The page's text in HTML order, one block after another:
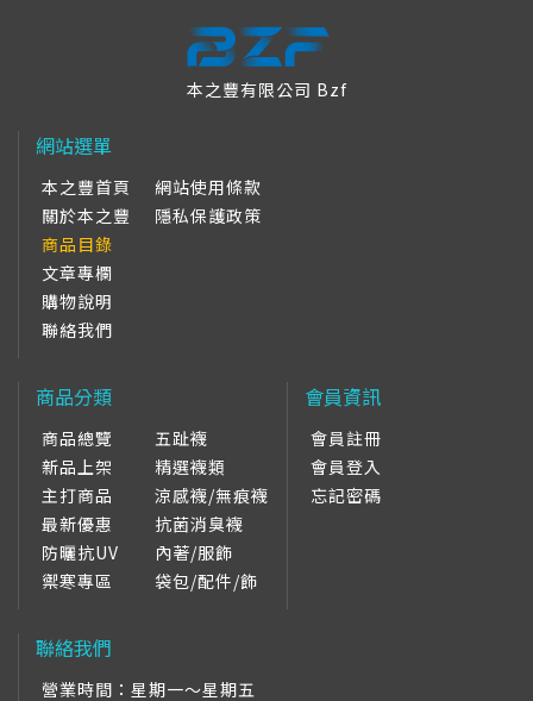
本之豐有限公司 Bzf
網站選單
本之豐首頁
關於本之豐
商品目錄
文章專欄
購物說明
聯絡我們
網站使用條款
隱私保護政策
商品分類
商品總覽
新品上架
主打商品
最新優惠
防曬抗UV
禦寒專區
五趾襪
精選襪類
涼感襪/無痕襪
抗菌消臭襪
內著/服飾
袋包/配件/飾
會員資訊
會員註冊
會員登入
忘記密碼
聯絡我們
營業時間： 星期一～星期五